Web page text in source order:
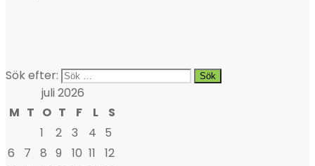
Sök efter:
juli 2026
M T O T F L
S
1
2 3 4
5
6
7 8 9 10 11
12